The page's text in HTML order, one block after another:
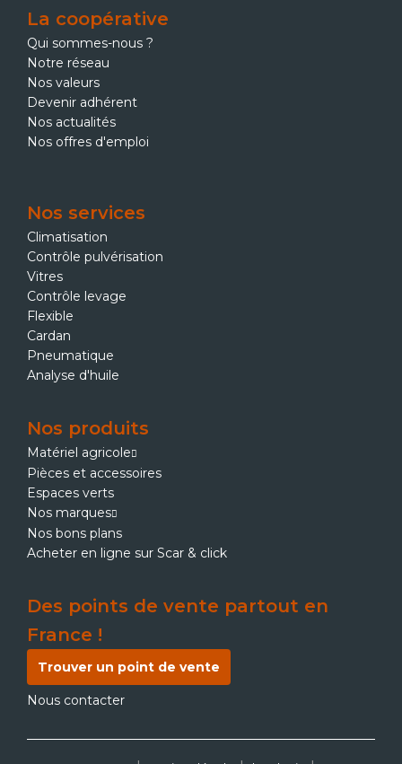
La coopérative
Qui sommes-nous ?
Notre réseau
Nos valeurs
Devenir adhérent
Nos actualités
Nos offres d'emploi
Nos services
Climatisation
Contrôle pulvérisation
Vitres
Contrôle levage
Flexible
Cardan
Pneumatique
Analyse d'huile
Nos produits
Matériel agricole
Pièces et accessoires
Espaces verts
Nos marques
Nos bons plans
Acheter en ligne sur Scar & click
Des points de vente partout en
France !
Trouver un point de vente
Nous contacter